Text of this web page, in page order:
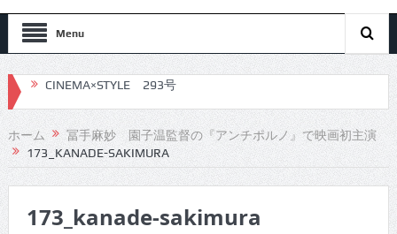
Menu
CINEMA×STYLE 292号
CINEMA×STYLE 291号
CINEMA×STYLE 290号
CINEMA×STYLE 288号
ホーム
冨手麻妙 園子温監督の『アンチポルノ』で映画初主演
173_KANADE-SAKIMURA
173_kanade-sakimura